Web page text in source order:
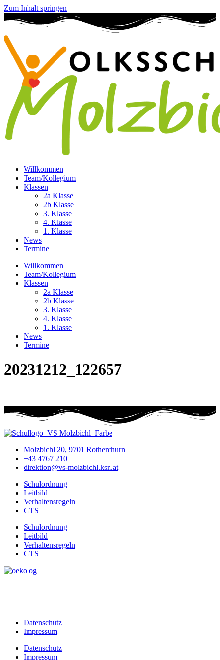
Zum Inhalt springen
Willkommen
Team/Kollegium
Klassen
2a Klasse
2b Klasse
3. Klasse
4. Klasse
1. Klasse
News
Termine
Willkommen
Team/Kollegium
Klassen
2a Klasse
2b Klasse
3. Klasse
4. Klasse
1. Klasse
News
Termine
20231212_122657
Molzbichl 20, 9701 Rothenthurn
+43 4767 210
direktion@vs-molzbichl.ksn.at
Schulordnung
Leitbild
Verhaltensregeln
GTS
Schulordnung
Leitbild
Verhaltensregeln
GTS
Datenschutz
Impressum
Datenschutz
Impressum